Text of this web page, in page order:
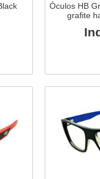
Óculos HB
grafite